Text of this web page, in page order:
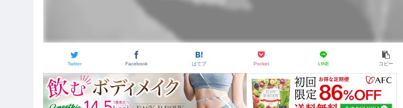
Twitter Facebook はてブ Pocket LINE コピー